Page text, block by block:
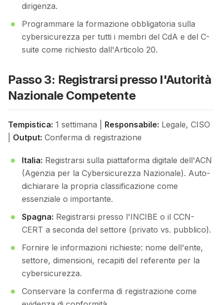
dirigenza.
Programmare la formazione obbligatoria sulla
cybersicurezza per tutti i membri del CdA e del C-
suite come richiesto dall'Articolo 20.
Passo 3: Registrarsi presso l'Autorità
Nazionale Competente
Tempistica: 1 settimana | Responsabile: Legale, CISO
Output: Conferma di registrazione
Italia: Registrarsi sulla piattaforma digitale dell'ACN
(Agenzia per la Cybersicurezza Nazionale). Auto-
dichiarare la propria classificazione come
essenziale o importante.
Spagna: Registrarsi presso l'INCIBE o il CCN-
CERT a seconda del settore (privato vs. pubblico).
Fornire le informazioni richieste: nome dell'ente,
settore, dimensioni, recapiti del referente per la
cybersicurezza.
Conservare la conferma di registrazione come